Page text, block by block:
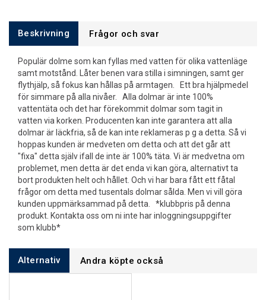
Beskrivning Frågor och svar
Populär dolme som kan fyllas med vatten för olika vattenläge
samt motstånd. Låter benen vara stilla i simningen, samt ger
flythjälp, så fokus kan hållas på armtagen. Ett bra hjälpmedel
för simmare på alla nivåer. Alla dolmar är inte 100%
vattentäta och det har förekommit dolmar som tagit in
vatten via korken. Producenten kan inte garantera att alla
dolmar är läckfria, så de kan inte reklameras p g a detta. Så vi
hoppas kunden är medveten om detta och att det går att
"fixa" detta själv ifall de inte är 100% täta. Vi är medvetna om
problemet, men detta är det enda vi kan göra, alternativt ta
bort produkten helt och hållet. Och vi har bara fått ett fåtal
frågor om detta med tusentals dolmar sålda. Men vi vill göra
kunden uppmärksammad på detta. *klubbpris på denna
produkt. Kontakta oss om ni inte har inloggningsuppgifter
som klubb*
Alternativ Andra köpte också